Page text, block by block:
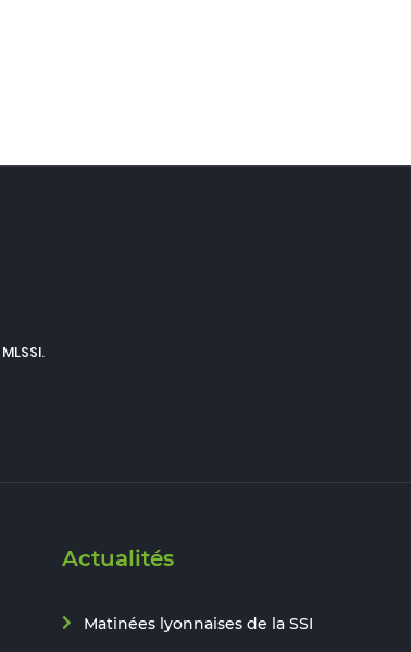
MLSSI.
Actualités
Matinées lyonnaises de la SSI